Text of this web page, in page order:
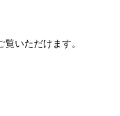
覧いただけます。